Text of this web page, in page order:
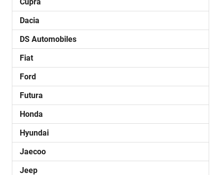
Dacia
DS Automobiles
Fiat
Ford
Futura
Honda
Hyundai
Jaecoo
Jeep